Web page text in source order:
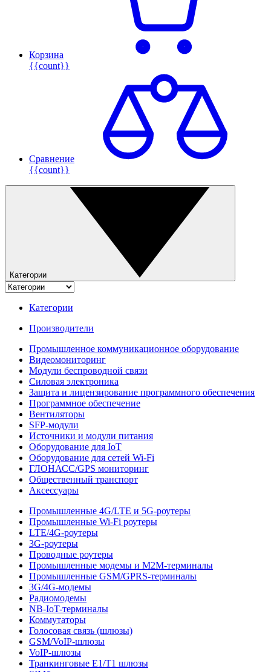
Корзина
{{count}}
Сравнение
{{count}}
Категории
Категории
Производители
Промышленное коммуникационное оборудование
Видеомониторинг
Модули беспроводной связи
Силовая электроника
Защита и лицензирование программного обеспечения
Программное обеспечение
Вентиляторы
SFP-модули
Источники и модули питания
Оборудование для IoT
Оборудование для сетей Wi-Fi
ГЛОНАСС/GPS мониторинг
Общественный транспорт
Аксессуары
Промышленные 4G/LTE и 5G-роутеры
Промышленные Wi-Fi роутеры
LTE/4G-роутеры
3G-роутеры
Проводные роутеры
Промышленные модемы и M2M-терминалы
Промышленные GSM/GPRS-терминалы
3G/4G-модемы
Радиомодемы
NB-IoT-терминалы
Коммутаторы
Голосовая связь (шлюзы)
GSM/VoIP-шлюзы
VoIP-шлюзы
Транкинговые E1/T1 шлюзы